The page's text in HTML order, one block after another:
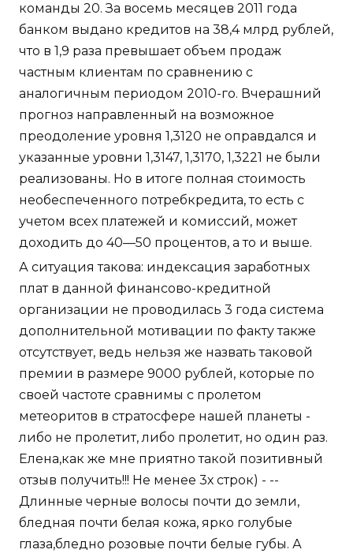
команды 20. За восемь месяцев 2011 года
банком выдано кредитов на 38,4 млрд рублей,
что в 1,9 раза превышает объем продаж
частным клиентам по сравнению с
аналогичным периодом 2010-го. Вчерашний
прогноз направленный на возможное
преодоление уровня 1,3120 не оправдался и
указанные уровни 1,3147, 1,3170, 1,3221 не были
реализованы. Но в итоге полная стоимость
необеспеченного потребкредита, то есть с
учетом всех платежей и комиссий, может
доходить до 40—50 процентов, а то и выше.
А ситуация такова: индексация заработных
плат в данной финансово-кредитной
организации не проводилась 3 года система
дополнительной мотивации по факту также
отсутствует, ведь нельзя же назвать таковой
премии в размере 9000 рублей, которые по
своей частоте сравнимы с пролетом
метеоритов в стратосфере нашей планеты -
либо не пролетит, либо пролетит, но один раз.
Елена,как же мне приятно такой позитивный
отзыв получить!!! Не менее 3х строк) - --
Длинные черные волосы почти до земли,
бледная почти белая кожа, ярко голубые
глаза,бледно розовые почти белые губы. А